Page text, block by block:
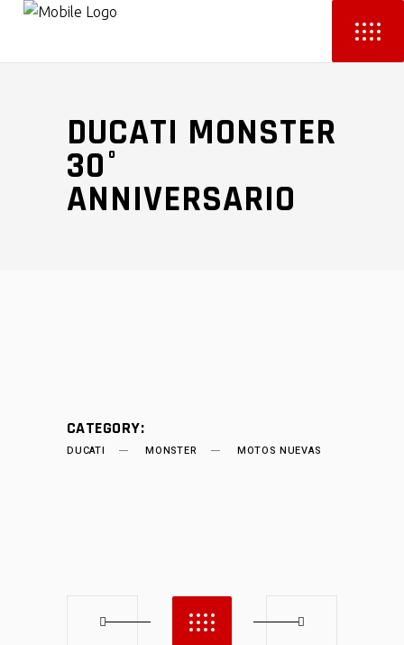
DUCATI MONSTER
30°
ANNIVERSARIO
CATEGORY:
DUCATI MONSTER MOTOS NUEVAS